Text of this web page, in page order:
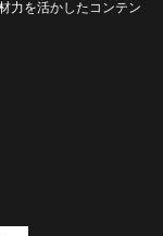
力を活かしたコンテン